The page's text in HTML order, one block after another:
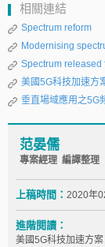
相關連結
Spectrum reform
Modernising
Spectrum released
美國5G科技加速方
垂直場域應用之5G
范晏儒
專案經理 編譯整理
上稿時間： 2020年
進階閱讀：
美國5G科技加速方